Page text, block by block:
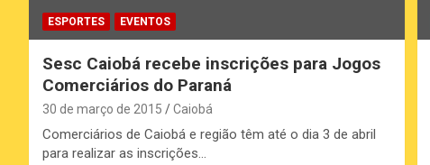
ESPORTES EVENTOS
Sesc Caiobá recebe inscrições para Jogos
Comerciários do Paraná
30 de março de 2015 Caiobá
Comerciários de Caiobá e região têm até o dia 3 de abril
para realizar as inscrições…